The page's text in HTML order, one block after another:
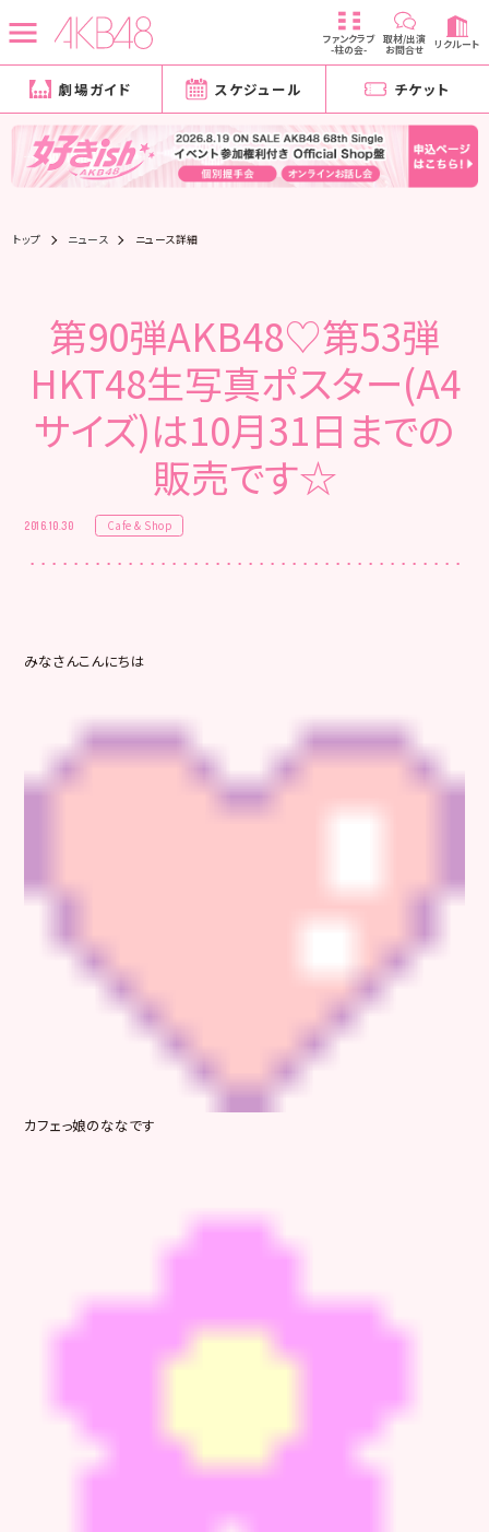
ファンクラブ
-柱の会-
取材/出演
お問合せ リクルート
劇場ガイド スケジュール チケット
トップ ニュース ニュース詳細
第90弾AKB48♡第53弾
HKT48生写真ポスター(A4
サイズ)は10月31日までの
販売です☆
2016.10.30 Cafe & Shop
みなさんこんにちは
カフェっ娘のななです